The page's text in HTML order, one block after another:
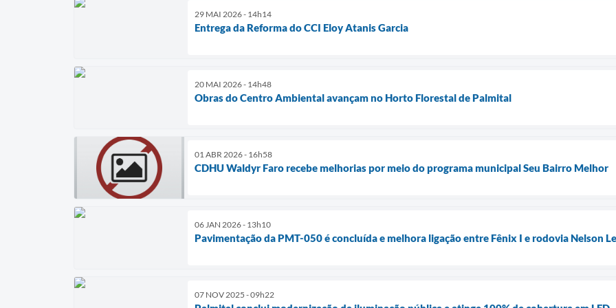
29 MAI 2026 - 14h14
Entrega da Reforma do CCI Eloy Atanis Garcia
20 MAI 2026 - 14h48
Obras do Centro Ambiental avançam no Horto Florestal de Palmital
01 ABR 2026 - 16h58
CDHU Waldyr Faro recebe melhorias por meio do programa municipal Seu Bairro Melhor
06 JAN 2026 - 13h10
Pavimentação da PMT-050 é concluída e melhora ligação entre Fênix I e rodovia Nelson
07 NOV 2025 - 09h22